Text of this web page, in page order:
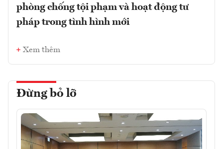
phòng chống tội phạm và hoạt động tư
pháp trong tình hình mới
Xem thêm
Đừng bỏ lỡ